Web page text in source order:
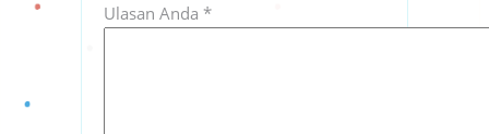
Ulasan Anda *